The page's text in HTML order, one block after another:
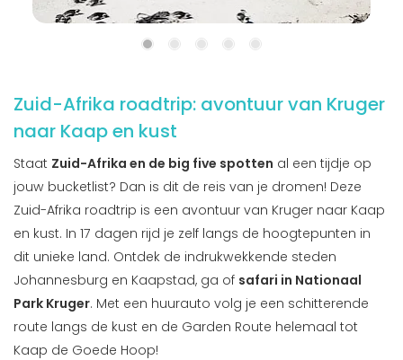
Zuid-Afrika roadtrip: avontuur van Kruger
naar Kaap en kust
Staat Zuid-Afrika en de big five spotten al een tijdje op
jouw bucketlist? Dan is dit de reis van je dromen! Deze
Zuid-Afrika roadtrip is een avontuur van Kruger naar Kaap
en kust. In 17 dagen rijd je zelf langs de hoogtepunten in
dit unieke land. Ontdek de indrukwekkende steden
Johannesburg en Kaapstad, ga of safari in Nationaal
Park Kruger. Met een huurauto volg je een schitterende
route langs de kust en de Garden Route helemaal tot
Kaap de Goede Hoop!